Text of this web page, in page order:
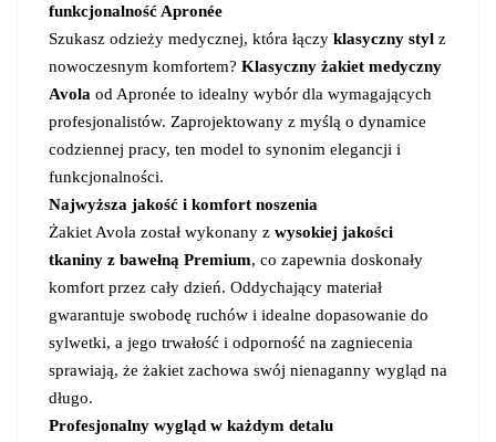
funkcjonalność Apronée
Szukasz odzieży medycznej, która łączy klasyczny styl z
nowoczesnym komfortem? Klasyczny żakiet medyczny
Avola od Apronée to idealny wybór dla wymagających
profesjonalistów. Zaprojektowany z myślą o dynamice
codziennej pracy, ten model to synonim elegancji i
funkcjonalności.
Najwyższa jakość i komfort noszenia
Żakiet Avola został wykonany z wysokiej jakości
tkaniny z bawełną Premium, co zapewnia doskonały
komfort przez cały dzień. Oddychający materiał
gwarantuje swobodę ruchów i idealne dopasowanie do
sylwetki, a jego trwałość i odporność na zagniecenia
sprawiają, że żakiet zachowa swój nienaganny wygląd na
długo.
Profesjonalny wygląd w każdym detalu